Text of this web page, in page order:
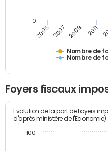
Nombre de
Nombre de
2005 2007 2009 2011
0
Foyers fiscaux
Evolution de la part de foyers
d'après ministère de l'Economie)
100